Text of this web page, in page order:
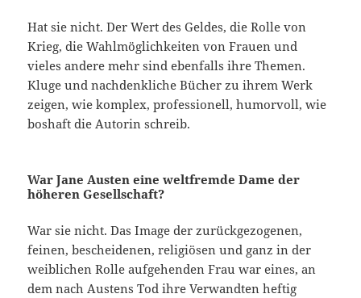
Hat sie nicht. Der Wert des Geldes, die Rolle von
Krieg, die Wahlmöglichkeiten von Frauen und
vieles andere mehr sind ebenfalls ihre Themen.
Kluge und nachdenkliche Bücher zu ihrem Werk
zeigen, wie komplex, professionell, humorvoll, wie
boshaft die Autorin schreib.
War Jane Austen eine weltfremde Dame der
höheren Gesellschaft?
War sie nicht. Das Image der zurückgezogenen,
feinen, bescheidenen, religiösen und ganz in der
weiblichen Rolle aufgehenden Frau war eines, an
dem nach Austens Tod ihre Verwandten heftig